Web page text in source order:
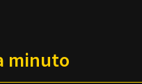
minuto